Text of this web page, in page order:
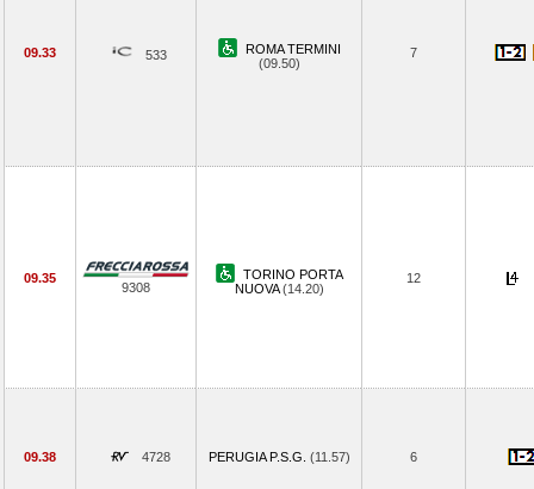
09.33 533
ROMA TERMINI
(09.50)
7
09.35
9308
TORINO PORTA
NUOVA(14.20)
12
09.38 4728 PERUGIA P.S.G. (11.57) 6